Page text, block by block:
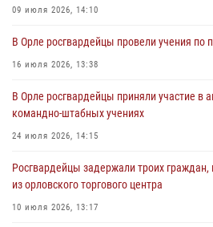
04 августа 2026, 14:06
предоставлении госуслуг
03 августа 2026, 14:30
09 июля 2026, 14:10
В Орле росгвардейцы провели учения
16 июля 2026, 13:38
В Орле росгвардейцы приняли участие в
командно-штабных учениях
24 июля 2026, 14:15
Росгвардейцы задержали троих
из орловского торгового центра
10 июля 2026, 13:17